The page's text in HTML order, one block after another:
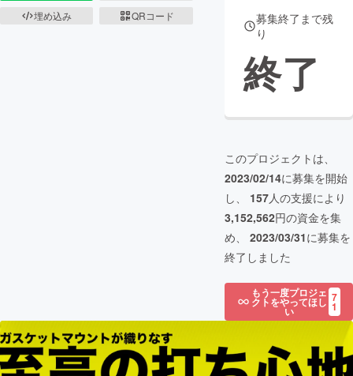
埋め込み
QRコード
募集終了まで残
り
終了
このプロジェクトは、
2023/02/14に募集を開始
し、 157人の支援により
3,152,562円の資金を集
め、 2023/03/31に募集を
終了しました
もう一度プロジェ
クトをやってほし
い
7
1